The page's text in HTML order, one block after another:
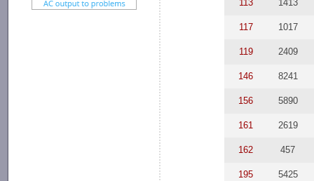
113 1413
117 1017
119 2409
146 8241
156 5890
161 2619
162 457
195 5425